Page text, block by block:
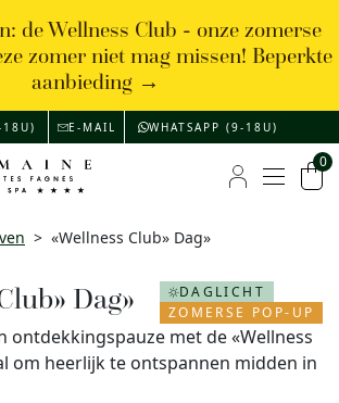
de Wellness Club - onze zomerse
zomer niet mag missen! Beperkte
aanbieding →
E-MAIL WHATSAPP (9-18U)
Menu
0
> «Wellness Club» Dag»
DAGLICHT
ZOMERSE POP-UP
Dag»
ontdekkingspauze met de «Wellness
om heerlijk te ontspannen midden in